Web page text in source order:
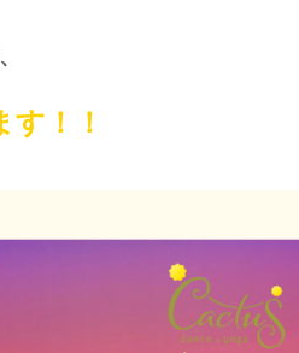
！！